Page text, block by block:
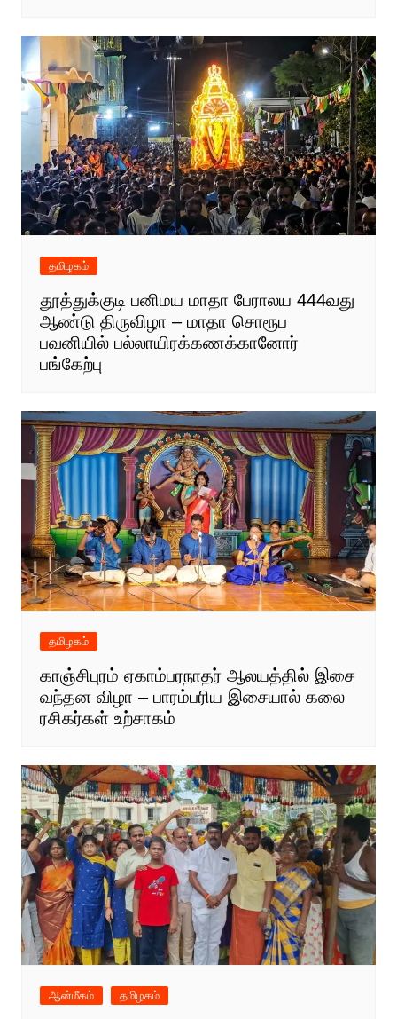
தமிழகம்
தூத்துக்குடி பனிமய மாதா பேராலய 444வது
ஆண்டு திருவிழா – மாதா சொரூப
பவனியில் பல்லாயிரக்கணக்கானோர்
பங்கேற்பு
தமிழகம்
காஞ்சிபுரம் ஏகாம்பரநாதர் ஆலயத்தில் இசை
வந்தன விழா – பாரம்பரிய இசையால் கலை
ரசிகர்கள் உற்சாகம்
ஆன்மீகம் தமிழகம்